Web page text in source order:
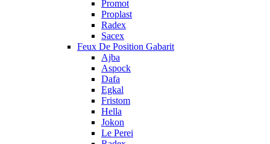
Promot
Proplast
Radex
Sacex
Feux De Position Gabarit
Ajba
Aspock
Dafa
Egkal
Fristom
Hella
Jokon
Le Perei